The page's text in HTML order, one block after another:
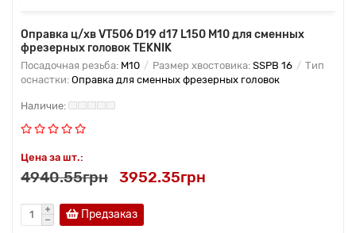
Оправка ц/хв VT506 D19 d17 L150 M10 для сменных
фрезерных головок TEKNIK
Посадочная резьба: M10 Размер хвостовика: SSPB 16
Тип
оснастки: Оправка для сменных фрезерных головок
Цена за шт.:
4940.55грн 3952.35грн
Предзаказ